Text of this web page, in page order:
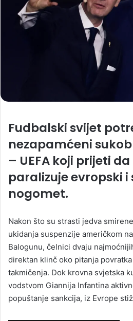
Fudbalski svijet
nezapamćeni
– UEFA koji prijeti
paralizuje evropski i
nogomet.
Nakon što su strasti jedva
ukidanja suspenzije američkom
Balogunu, čelnici dvaju
direktan klinč oko pitanja
takmičenja. Dok krovna svjetska
vodstvom Giannija Infantina
popuštanje sankcija, iz Evrope